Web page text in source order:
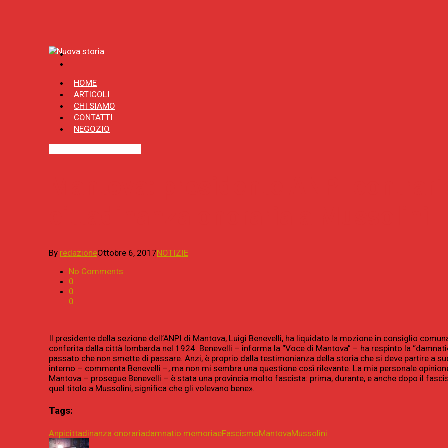
HOME
ARTICOLI
CHI SIAMO
CONTATTI
NEGOZIO
By redazioneOttobre 6, 2017NOTIZIE
No Comments
0
0
0
Il presidente della sezione dell’ANPI di Mantova, Luigi Benevelli, ha liquidato la mozione in consiglio
conferita dalla città lombarda nel 1924. Benevelli – informa la “Voce di Mantova” – ha respinto la
passato che non smette di passare. Anzi, è proprio dalla testimonianza della storia che si deve partire a
interno – commenta Benevelli –, ma non mi sembra una questione così rilevante. La mia personale
Mantova – prosegue Benevelli – è stata una provincia molto fascista: prima, durante, e anche dopo il
quel titolo a Mussolini, significa che gli volevano bene».
Tags:
Anpicittadinanza onorariadamnatio memoriaeFascismoMantovaMussolini